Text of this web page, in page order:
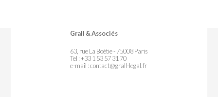
Grall & Associés
63, rue La Boétie - 75008 Paris
Tel : +33 1 53 57 31 70
e-mail :contact@grall-legal.fr